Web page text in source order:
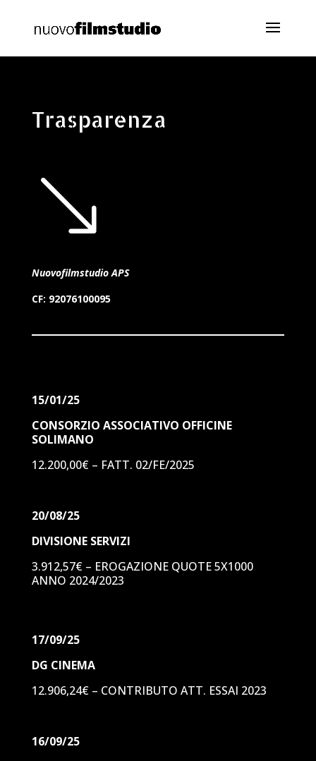
Trasparenza
'
Nuovofilmstudio APS
CF: 92076100095
15/01/25
CONSORZIO ASSOCIATIVO OFFICINE
SOLIMANO
12.200,00€ – FATT. 02/FE/2025
20/08/25
DIVISIONE SERVIZI
3.912,57€ – EROGAZIONE QUOTE 5X1000
ANNO 2024/2023
17/09/25
DG CINEMA
12.906,24€ – CONTRIBUTO ATT. ESSAI 2023
16/09/25